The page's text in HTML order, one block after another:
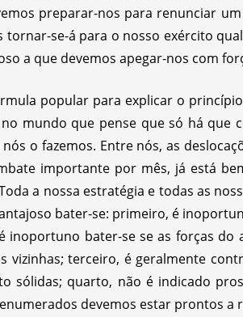
preparar-nos para renunciar
se-á para o nosso exército
a que devemos apegar-nos com
popular para explicar o
mundo que pense que só há que
o fazemos. Entre nós, as
importante por mês, já está
a nossa estratégia e todas as
bater-se: primeiro, é
inoportuno bater-se se as forças do
terceiro, é geralmente
sólidas; quarto, não é indicado
devemos estar prontos a